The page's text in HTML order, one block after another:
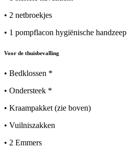
• 2 netbroekjes
• 1 pompflacon hygiënische handzeep
Voor de thuisbevalling
• Bedklossen *
• Ondersteek *
• Kraampakket (zie boven)
• Vuilniszakken
• 2 Emmers